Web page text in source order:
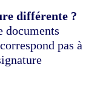
différente ?
documents
pas à